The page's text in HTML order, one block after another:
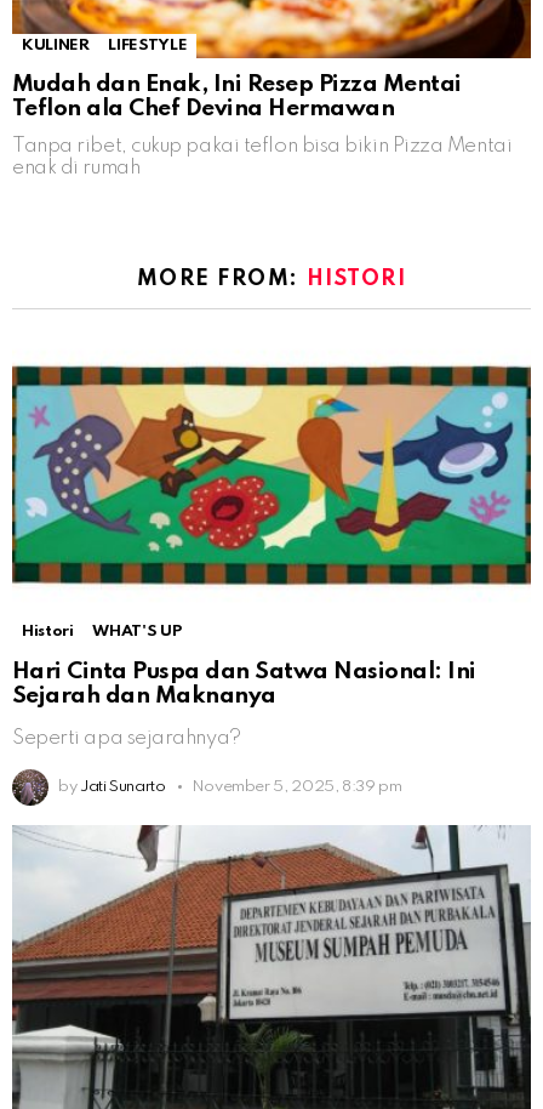
KULINER LIFESTYLE
Mudah dan Enak, Ini Resep Pizza Mentai
Teflon ala Chef Devina Hermawan
Tanpa ribet, cukup pakai teflon bisa bikin Pizza Mentai
enak di rumah
MORE FROM: HISTORI
Histori WHAT'S UP
Hari Cinta Puspa dan Satwa Nasional: Ini
Sejarah dan Maknanya
Seperti apa sejarahnya?
by Jati Sunarto November 5, 2025, 8:39 pm